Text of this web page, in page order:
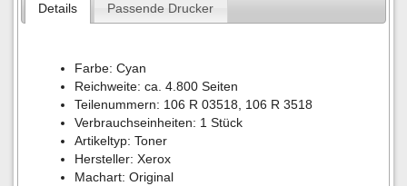
Details Passende Drucker
Farbe: Cyan
Reichweite: ca. 4.800 Seiten
Teilenummern: 106 R 03518, 106 R 3518
Verbrauchseinheiten: 1 Stück
Artikeltyp: Toner
Hersteller: Xerox
Machart: Original